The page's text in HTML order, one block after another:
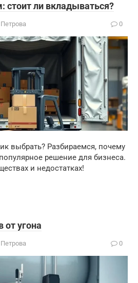
стоит ли вкладываться?
0
выбрать? Разбираемся, почему
решение для бизнеса.
и недостатках!
от угона
0